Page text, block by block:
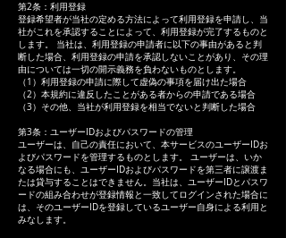
第2条：利用登録
登録希望者が当社の定める方法によって利用登録を申請し、当
社がこれを承認することによって、利用登録が完了するものと
します。 当社は、利用登録の申請者に以下の事由があると判
断した場合、利用登録の申請を承認しないことがあり、その理
由については一切の開示義務を負わないものとします。
（1）利用登録の申請に際して虚偽の事項を届け出た場合
（2）本規約に違反したことがある者からの申請である場合
（3）その他、当社が利用登録を相当でないと判断した場合
第3条：ユーザーIDおよびパスワードの管理
ユーザーは、自己の責任において、本サービスのユーザーIDお
よびパスワードを管理するものとします。 ユーザーは、いか
なる場合にも、ユーザーIDおよびパスワードを第三者に譲渡ま
たは貸与することはできません。当社は、ユーザーIDとパスワ
ードの組み合わせが登録情報と一致してログインされた場合に
は、そのユーザーIDを登録しているユーザー自身による利用と
みなします。